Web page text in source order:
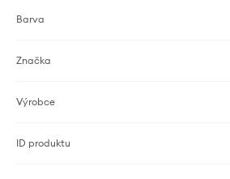
Barva
Značka
Výrobce
ID produktu